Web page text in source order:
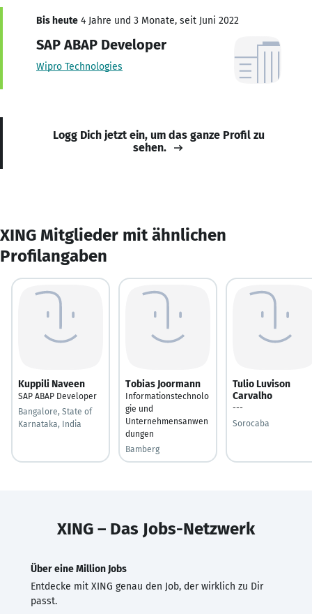
Bis heute 4 Jahre und 3 Monate, seit Juni 2022
SAP ABAP Developer
Wipro Technologies
Logg Dich jetzt ein, um das ganze Profil zu
sehen.
XING Mitglieder mit ähnlichen
Profilangaben
Kuppili Naveen
SAP ABAP Developer
Bangalore, State of
Karnataka, India
Tobias Joormann
Informationstechnolo
gie und
Unternehmensanwen
dungen
Bamberg
Tulio Luvison
Carvalho
---
Sorocaba
XING – Das Jobs-Netzwerk
Über eine Million Jobs
Entdecke mit XING genau den Job, der wirklich zu Dir
passt.